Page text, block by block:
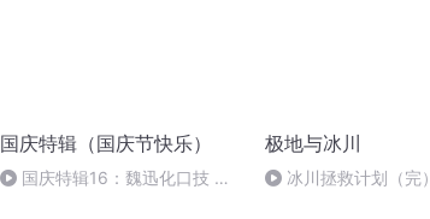
国庆特辑（国庆节快乐）
国庆特辑16：魏迅化口技 二
极地与冰川
冰川拯救计划（完）